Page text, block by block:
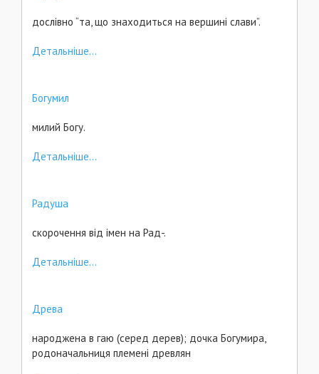
дослівно “та, що знаходиться на вершині слави”.
Детальніше...
Богумил
милий Богу.
Детальніше...
Радуша
скорочення від імен на Рад-.
Детальніше...
Древа
народжена в гаю (серед дерев); дочка Богумира,
родоначальниця племені древлян